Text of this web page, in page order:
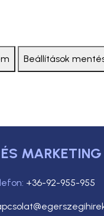
Beállítások
ÉS MARKETING
+36-92-955-955